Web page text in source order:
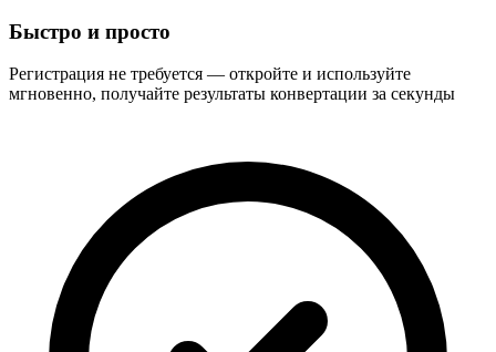
Быстро и просто
Регистрация не требуется — откройте и используйте
мгновенно, получайте результаты конвертации за секунды